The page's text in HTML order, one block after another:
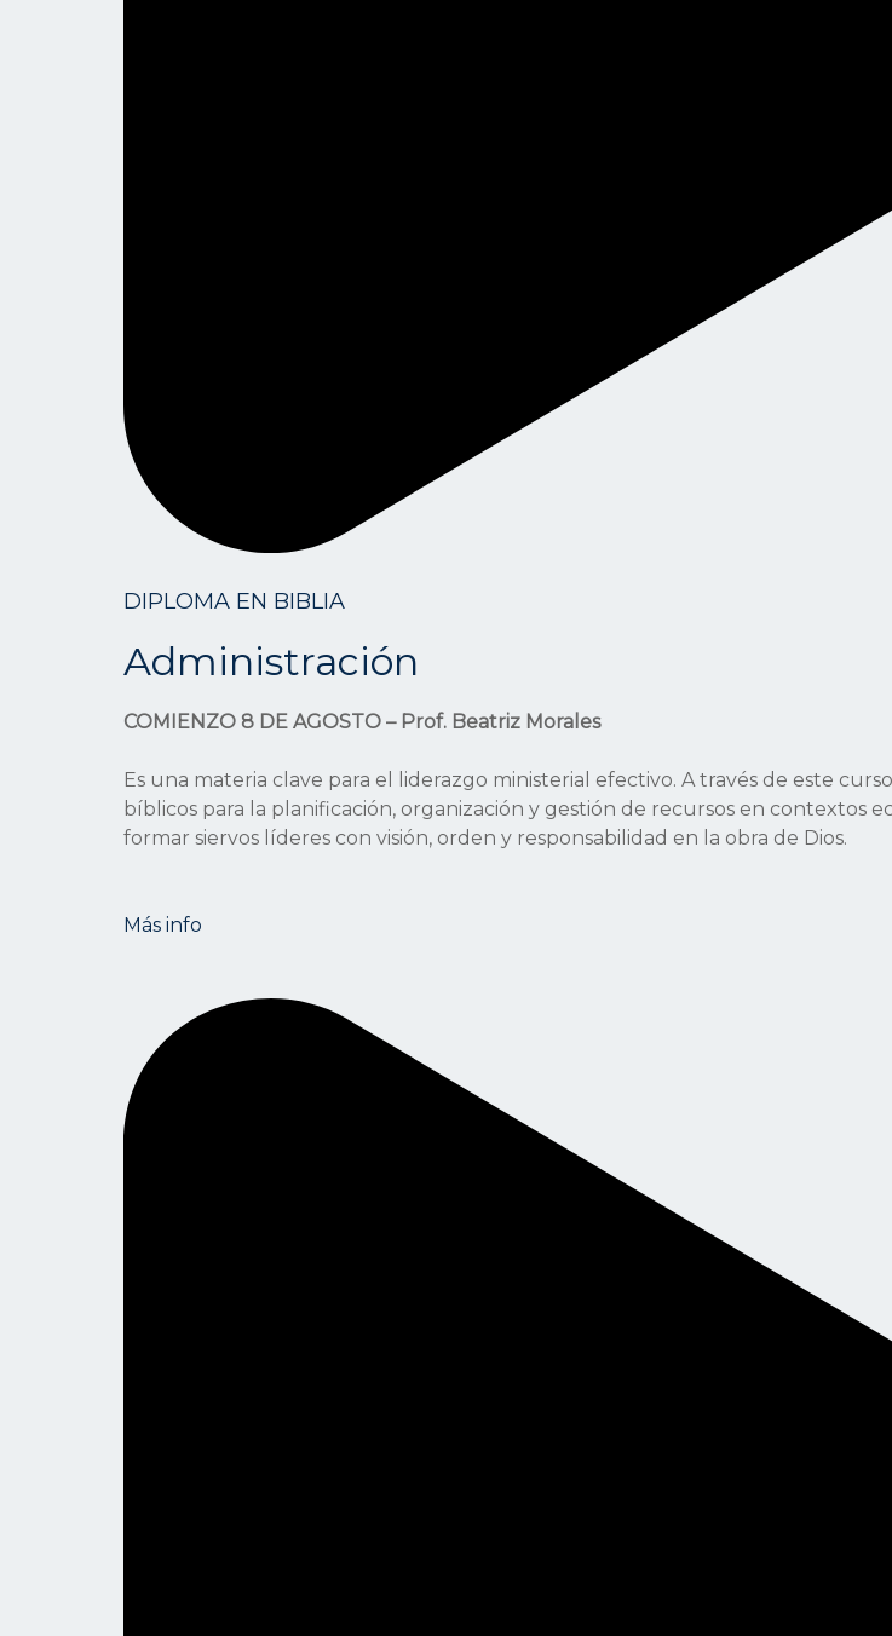
DIPLOMA EN BIBLIA
Administración
COMIENZO 8 DE AGOSTO – Prof. Beatriz Morales
Es una materia clave para el liderazgo ministerial efectivo. A través de este
bíblicos para la planificación, organización y gestión de recursos en contextos
formar siervos líderes con visión, orden y responsabilidad en la obra de Dios.
Más info